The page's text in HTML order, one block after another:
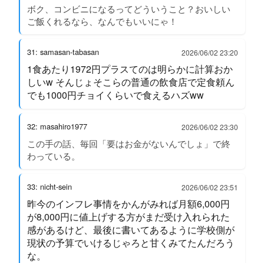
ボク、コンビニになるってどういうこと？おいしい
ご飯くれるなら、なんでもいいにゃ！
31: samasan-tabasan 2026/06/02 23:20
1食あたり1972円プラスてのは明らかに計算おか
しいw そんじょそこらの普通の飲食店で定食頼ん
でも1000円チョイくらいで食えるハズww
32: masahiro1977 2026/06/02 23:30
この手の話、毎回「要はお金がないんでしょ」で終
わっている。
33: nicht-sein 2026/06/02 23:51
昨今のインフレ事情をかんがみれば月額6,000円
が8,000円に値上げする方がまだ受け入れられた
感があるけど、最後に書いてあるように学校側が
現状の予算でいけるじゃろと甘くみてたんだろう
な。